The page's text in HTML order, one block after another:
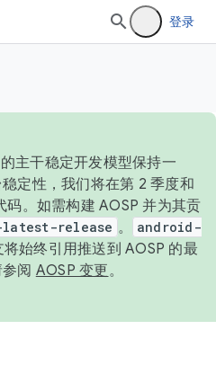
登录
主干稳定开发模型保持一
定性，我们将在第 2 季度和
码。如需构建 AOSP 并为其贡
latest-release 。
android-
始终引用推送到 AOSP 的最
阅 AOSP 变更。